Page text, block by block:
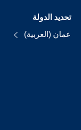
تحديد الدولة
عمان (العربية)